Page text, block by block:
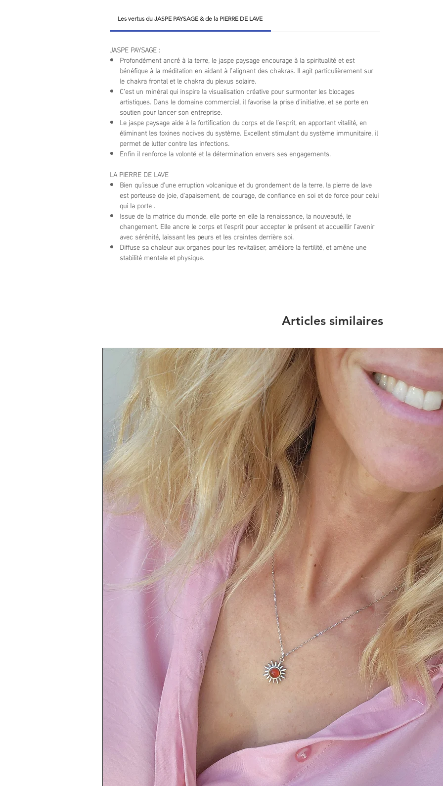
Les vertus du JASPE PAYSAGE & de la PIERRE DE LAVE
JASPE PAYSAGE :
Profondément ancré à la terre, le jaspe paysage encourage à la spiritualité et est
bénéfique à la méditation en aidant à l’alignant des chakras. Il agit particulièrement sur
le chakra frontal et le chakra du plexus solaire.
C’est un minéral qui inspire la visualisation créative pour surmonter les blocages
artistiques. Dans le domaine commercial, il favorise la prise d’initiative, et se porte en
soutien pour lancer son entreprise.
Le jaspe paysage aide à la fortification du corps et de l’esprit, en apportant vitalité, en
éliminant les toxines nocives du système. Excellent stimulant du système immunitaire, il
permet de lutter contre les infections.
Enfin il renforce la volonté et la détermination envers ses engagements.
LA PIERRE DE LAVE
Bien qu’issue d’une erruption volcanique et du grondement de la terre, la pierre de lave
est porteuse de joie, d’apaisement, de courage, de confiance en soi et de force pour celui
qui la porte .
Issue de la matrice du monde, elle porte en elle la renaissance, la nouveauté, le
changement. Elle ancre le corps et l’esprit pour accepter le présent et accueillir l’avenir
avec sérénité, laissant les peurs et les craintes derrière soi.
Diffuse sa chaleur aux organes pour les revitaliser, améliore la fertilité, et amène une
stabilité mentale et physique.
Articles similaires